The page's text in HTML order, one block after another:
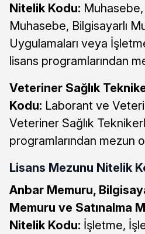
Nitelik Kodu:
Muhasebe, Bilgisayarlı
Uygulamaları veya
lisans programlarından
Veteriner Sağlık
Kodu: Laborant ve
Veteriner Sağlık
programlarından mezun
Lisans Mezunu Nitelik
Anbar Memuru,
Memuru ve Satınalma
Nitelik Kodu: İşletme,